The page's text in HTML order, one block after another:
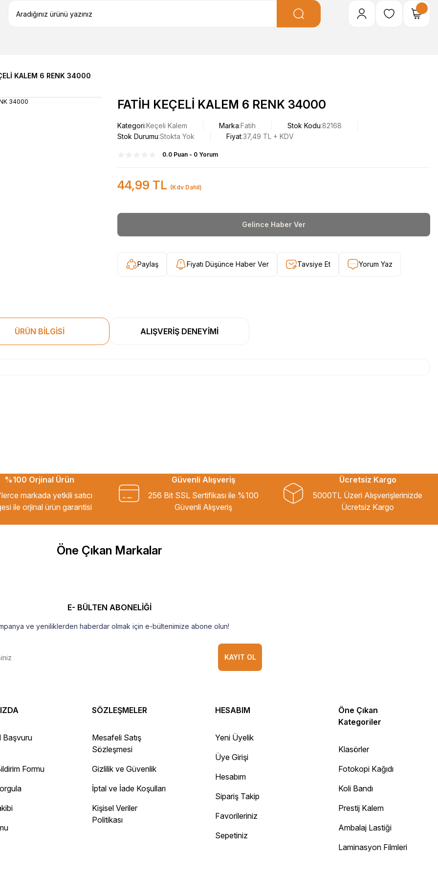
KALEM 6 RENK 34000
FATİH KEÇELİ KALEM 6 RENK 34000
Kategori Keçeli Kalem Marka Fatih Stok Kodu 82168
Stok Durumu Stokta Yok Fiyat37,49 TL + KDV
0.0 Puan - 0 Yorum
44,99 TL (Kdv Dahil)
Gelince Haber Ver
Paylaş Fiyatı Düşünce Haber Ver Tavsiye Et Yorum Yaz
ÜRÜN BİLGİSİ ALIŞVERİŞ DENEYİMİ
ederim.
ederim.
site
%100 Orjinal Ürün
markada yetkili satıcı
ile orjinal ürün garantisi
Güvenli Alışveriş
256 Bit SSL Sertifikası ile %100
Güvenli Alışveriş
Ücretsiz Kargo
5000TL Üzeri Alışverişlerinizde
Ücretsiz Kargo
Öne Çıkan Markalar
E- BÜLTEN ABONELİĞİ
ve yeniliklerden haberdar olmak için e-bültenimize abone olun!
KAYIT OL
Başvuru
Formu
SÖZLEŞMELER
Mesafeli Satış
Sözleşmesi
Gizlilik ve Güvenlik
İptal ve İade Koşulları
Kişisel Veriler
Politikası
HESABIM
Yeni Üyelik
Üye Girişi
Hesabım
Sipariş Takip
Favorileriniz
Sepetiniz
Öne Çıkan
Kategoriler
Klasörler
Fotokopi Kağıdı
Koli Bandı
Prestij Kalem
Ambalaj Lastiği
Laminasyon Filmleri